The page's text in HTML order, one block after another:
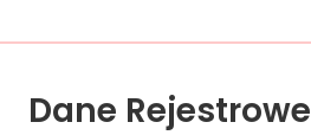
Dane Rejestrowe